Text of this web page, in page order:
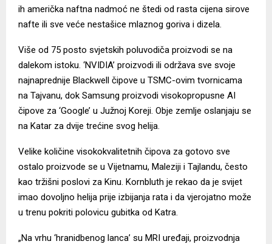
ih američka naftna nadmoć ne štedi od rasta cijena sirove
nafte ili sve veće nestašice mlaznog goriva i dizela.
Više od 75 posto svjetskih poluvodiča proizvodi se na
dalekom istoku. ‘NVIDIA’ proizvodi ili održava sve svoje
najnaprednije Blackwell čipove u TSMC-ovim tvornicama
na Tajvanu, dok Samsung proizvodi visokopropusne AI
čipove za ‘Google’ u Južnoj Koreji. Obje zemlje oslanjaju se
na Katar za dvije trećine svog helija.
Velike količine visokokvalitetnih čipova za gotovo sve
ostalo proizvode se u Vijetnamu, Maleziji i Tajlandu, često
kao tržišni poslovi za Kinu. Kornbluth je rekao da je svijet
imao dovoljno helija prije izbijanja rata i da vjerojatno može
u trenu pokriti polovicu gubitka od Katra.
„Na vrhu ‘hranidbenog lanca’ su MRI uređaji, proizvodnja